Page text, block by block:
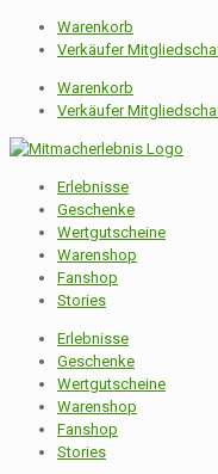
Warenkorb
Verkäufer
Warenkorb
Verkäufer
Erlebnisse
Geschenke
Wertgutscheine
Warenshop
Fanshop
Stories
Erlebnisse
Geschenke
Wertgutscheine
Warenshop
Fanshop
Stories